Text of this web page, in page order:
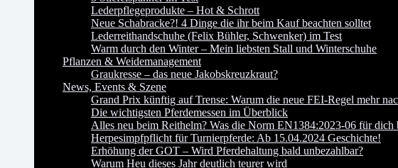
Lederpflegeprodukte – Hot & Schrott
Neue Schabracke?! 4 Dinge die ihr beim Kauf beachten solltet
Lederreithandschuhe (Felix Bühler, Schwenker) im Test
Warm durch den Winter – Mein liebsten Stall und Winterschuhe
Pflanzen & Weidemanagement
Graukresse – das neue Jakobskreuzkraut?
News, Events & Szene
Grand Prix künftig auf Trense: Warum die neue FEI-Regel mehr
Die wichtigsten Pferdemessen im Überblick
Alles neu beim Reithelm? Was die Norm EN1384:2023-06 für dich
Herpesimpfpflicht für Turnierpferde: Ab 15.04.2024 Geschichte!
Erhöhung der GOT – Wird Pferdehaltung bald unbezahlbar?
Warum Heu dieses Jahr deutlich teurer wird